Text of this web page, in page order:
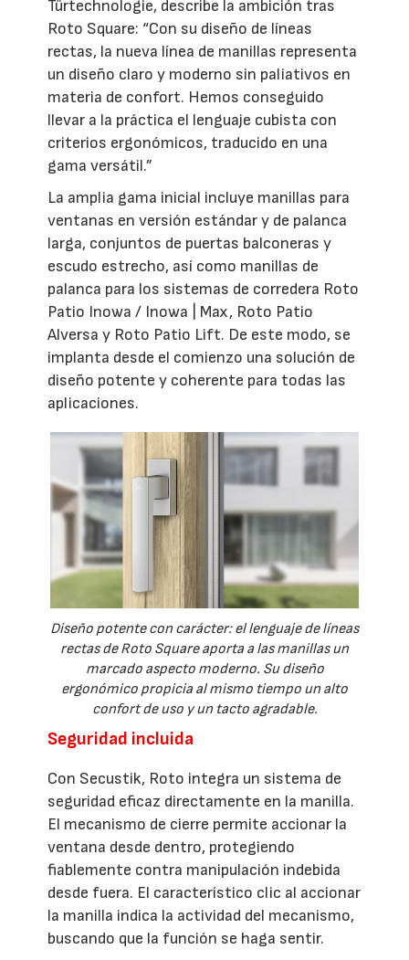
Türtechnologie, describe la ambición tras
Roto Square: “Con su diseño de líneas
rectas, la nueva línea de manillas representa
un diseño claro y moderno sin paliativos en
materia de confort. Hemos conseguido
llevar a la práctica el lenguaje cubista con
criterios ergonómicos, traducido en una
gama versátil.”
La amplia gama inicial incluye manillas para
ventanas en versión estándar y de palanca
larga, conjuntos de puertas balconeras y
escudo estrecho, así como manillas de
palanca para los sistemas de corredera Roto
Patio Inowa / Inowa | Max, Roto Patio
Alversa y Roto Patio Lift. De este modo, se
implanta desde el comienzo una solución de
diseño potente y coherente para todas las
aplicaciones.
Diseño potente con carácter: el lenguaje de líneas
rectas de Roto Square aporta a las manillas un
marcado aspecto moderno. Su diseño
ergonómico propicia al mismo tiempo un alto
confort de uso y un tacto agradable.
Seguridad incluida
Con Secustik, Roto integra un sistema de
seguridad eficaz directamente en la manilla.
El mecanismo de cierre permite accionar la
ventana desde dentro, protegiendo
fiablemente contra manipulación indebida
desde fuera. El característico clic al accionar
la manilla indica la actividad del mecanismo,
buscando que la función se haga sentir.